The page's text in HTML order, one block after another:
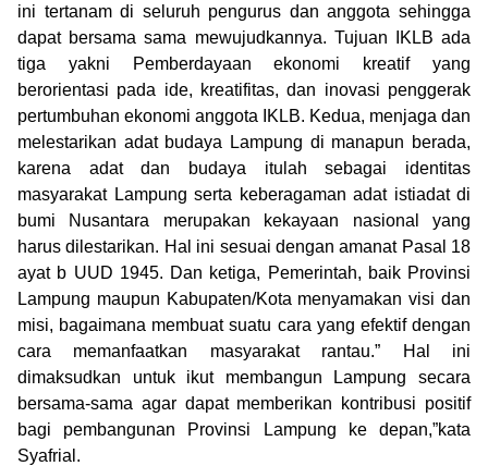
ini tertanam di seluruh pengurus dan anggota sehingga
dapat bersama sama mewujudkannya. Tujuan IKLB ada
tiga yakni Pemberdayaan ekonomi kreatif yang
berorientasi pada ide, kreatifitas, dan inovasi penggerak
pertumbuhan ekonomi anggota IKLB. Kedua, menjaga dan
melestarikan adat budaya Lampung di manapun berada,
karena adat dan budaya itulah sebagai identitas
masyarakat Lampung serta keberagaman adat istiadat di
bumi Nusantara merupakan kekayaan nasional yang
harus dilestarikan. Hal ini sesuai dengan amanat Pasal 18
ayat b UUD 1945. Dan ketiga, Pemerintah, baik Provinsi
Lampung maupun Kabupaten/Kota menyamakan visi dan
misi, bagaimana membuat suatu cara yang efektif dengan
cara memanfaatkan masyarakat rantau.” Hal ini
dimaksudkan untuk ikut membangun Lampung secara
bersama-sama agar dapat memberikan kontribusi positif
bagi pembangunan Provinsi Lampung ke depan,”kata
Syafrial.